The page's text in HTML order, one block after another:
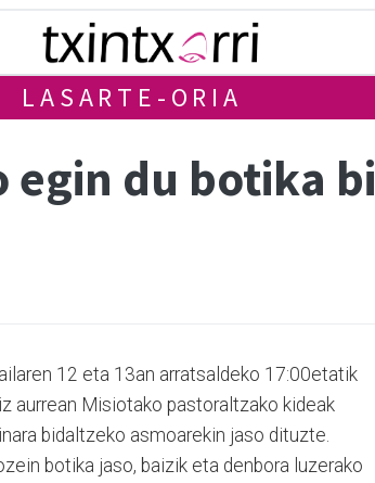
LASARTE-ORIA
du botika
12 eta 13an arratsaldeko 17:00etatik
aurrean Misiotako pastoraltzako kideak
bidaltzeko asmoarekin jaso dituzte.
botika jaso, baizik eta denbora luzerako